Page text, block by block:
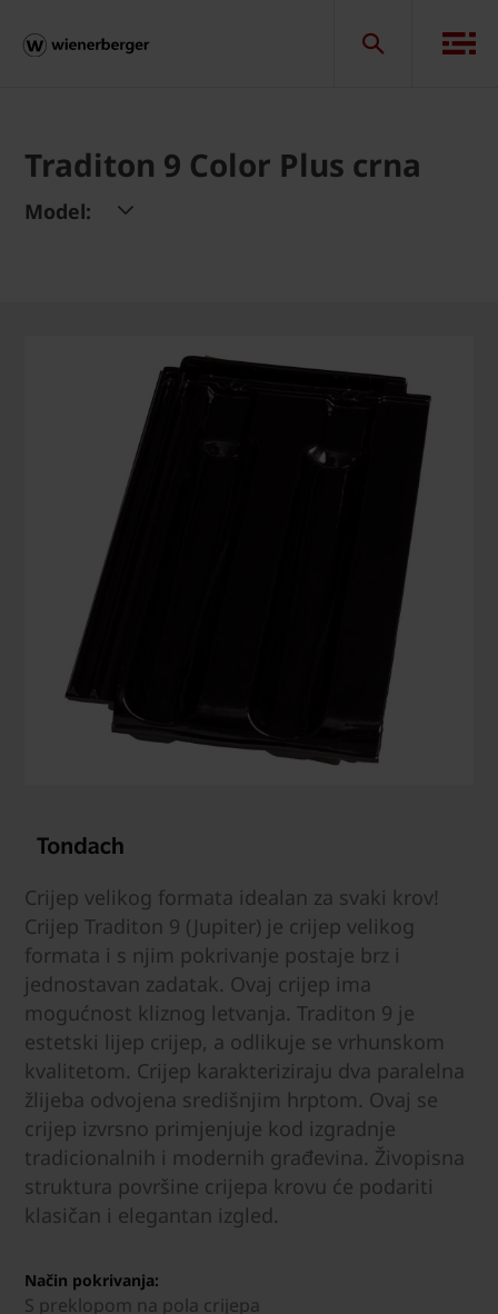
Traditon 9 Color Plus crna
Model:
Crijep velikog formata idealan za svaki krov!
Crijep Traditon 9 (Jupiter) je crijep velikog
formata i s njim pokrivanje postaje brz i
jednostavan zadatak. Ovaj crijep ima
mogućnost kliznog letvanja. Traditon 9 je
estetski lijep crijep, a odlikuje se vrhunskom
kvalitetom. Crijep karakteriziraju dva paralelna
žlijeba odvojena središnjim hrptom. Ovaj se
crijep izvrsno primjenjuje kod izgradnje
tradicionalnih i modernih građevina. Živopisna
struktura površine crijepa krovu će podariti
klasičan i elegantan izgled.
Način pokrivanja:
S preklopom na pola crijepa